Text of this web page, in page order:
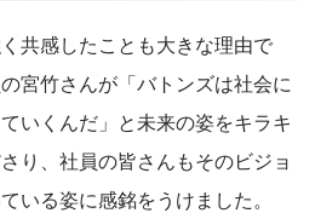
共感したことも大きな理由で
宮竹さんが「バトンズは社会に
いくんだ」と未来の姿をキラキ
り、社員の皆さんもそのビジョ
いる姿に感銘をうけました。